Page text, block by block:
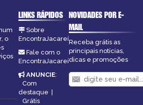
o
LINKS RÁPIDOS
Sobre
EncontraJacareí
Fale com o
EncontraJacareí
ANUNCIE:
Com
destaque |
Grátis
NOVIDADES POR E-
MAIL
Receba grátis as
principais notícias,
dicas e promoções